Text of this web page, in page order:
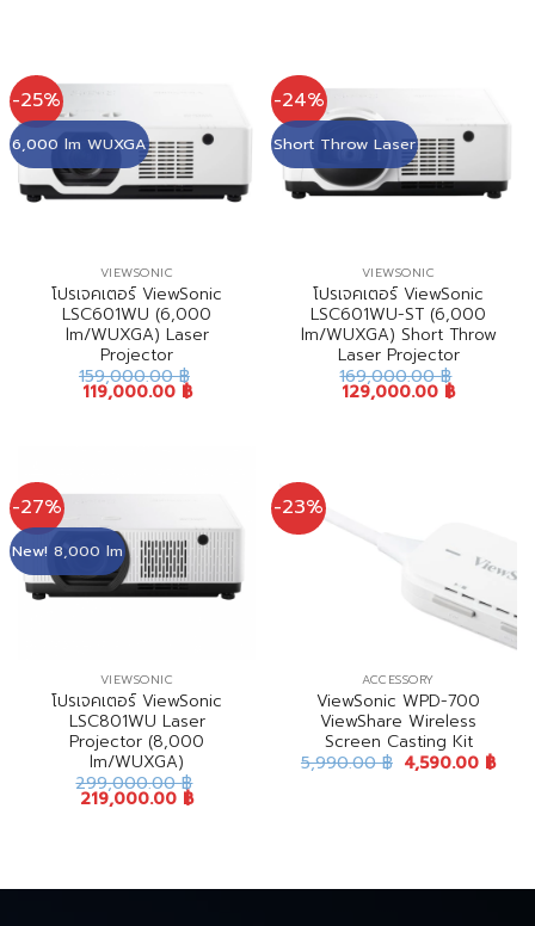
-25%
6,000 lm WUXGA
VIEWSONIC
โปรเจคเตอร์ ViewSonic
LSC601WU (6,000
lm/WUXGA) Laser
Projector
159,000.00฿
119,000.00 ฿
-24%
Short Throw Laser
VIEWSONIC
โปรเจคเตอร์ ViewSonic
LSC601WU-ST (6,000
lm/WUXGA) Short Throw
Laser Projector
169,000.00฿
129,000.00 ฿
-27%
New! 8,000 lm
VIEWSONIC
โปรเจคเตอร์ ViewSonic
LSC801WU Laser
Projector (8,000
lm/WUXGA)
299,000.00฿
219,000.00 ฿
-23%
ACCESSORY
ViewSonic WPD-700
ViewShare Wireless
Screen Casting Kit
5,990.00฿ 4,590.00 ฿